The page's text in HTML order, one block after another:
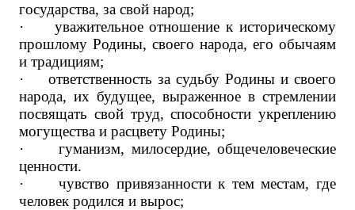
государства, за свой народ;
·
уважительное отношение к историческому
прошлому Родины, своего народа, его обычаям
и традициям;
·
ответственность за судьбу Родины и своего
народа, их будущее, выраженное в стремлении
посвящать свой труд, способности укреплению
могущества и расцвету Родины;
·
гуманизм, милосердие, общечеловеческие
ценности.
·
чувство привязанности к тем местам, где
человек родился и вырос;